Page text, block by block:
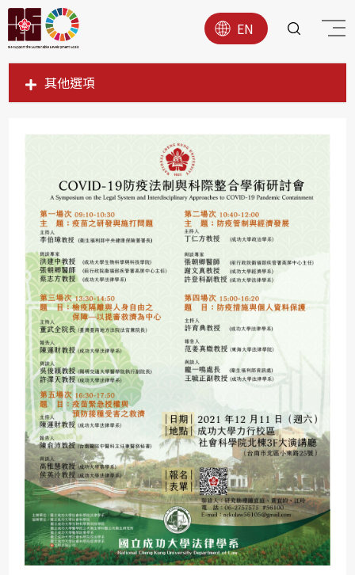
EN
其他選項
SDG1
SDG3
SDG4
SDG5
SDG6
SDG7
SDG8
SDG9
SDG10
SDG11
SDG12
SDG13
SDG14
SDG15
SDG16
SDG17